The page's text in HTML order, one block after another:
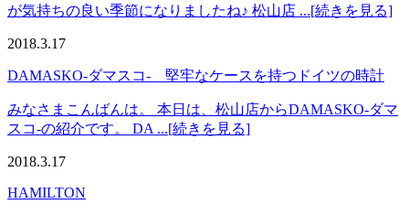
が気持ちの良い季節になりましたね♪ 松山店 ...[続きを見る]
2018.3.17
DAMASKO-ダマスコ- 堅牢なケースを持つドイツの時計
みなさまこんばんは。 本日は、松山店からDAMASKO-ダマ
スコ-の紹介です。 DA ...[続きを見る]
2018.3.17
HAMILTON